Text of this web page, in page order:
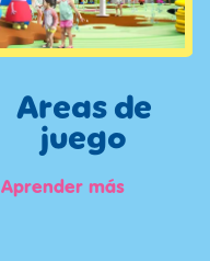
Areas de
juego
Aprender más